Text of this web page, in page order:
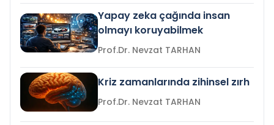
Yapay zeka çağında insan
olmayı koruyabilmek
Prof.Dr. Nevzat TARHAN
Kriz zamanlarında zihinsel zırh
Prof.Dr. Nevzat TARHAN